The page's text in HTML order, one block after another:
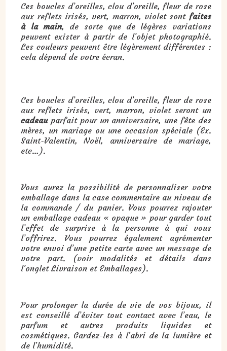
Ces boucles d’oreilles, clou d’oreille, fleur de rose
aux reflets irisés, vert, marron, violet sont faites
à la main, de sorte que de légères variations
peuvent exister à partir de l’objet photographié.
Les couleurs peuvent être légèrement différentes :
cela dépend de votre écran.
Ces boucles d’oreilles, clou d’oreille, fleur de rose
aux reflets irisés, vert, marron, violet seront un
cadeauparfait pour un anniversaire, une fête des
mères, un mariage ou une occasion spéciale (Ex.
Saint-Valentin, Noël, anniversaire de mariage,
etc…).
Vous aurez la possibilité de personnaliser votre
emballage dans la case commentaire au niveau de
la commande / du panier. Vous pourrez rajouter
un emballage cadeau « opaque » pour garder tout
l’effet de surprise à la personne à qui vous
l’offrirez. Vous pourrez également agrémenter
votre envoi d’une petite carte avec un message de
votre part. (voir modalités et détails dans
l’onglet Livraison et Emballages).
Pour prolonger la durée de vie de vos bijoux, il
est conseillé d’éviter tout contact avec l’eau, le
parfum et autres produits liquides et
cosmétiques. Gardez-les à l'abri de la lumière et
de l'humidité.